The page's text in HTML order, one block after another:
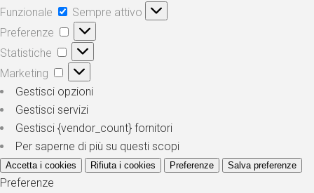
Funzionale
Sempre attivo
Preferenze
Statistiche
Marketing
Gestisci opzioni
Gestisci servizi
Gestisci {vendor_count} fornitori
Per saperne di più su questi scopi
Accetta i cookies Rifiuta i cookies Preferenze Salva preferenze
Preferenze